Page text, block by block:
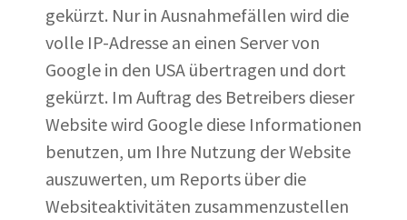
gekürzt. Nur in Ausnahmefällen wird die
volle IP-Adresse an einen Server von
Google in den USA übertragen und dort
gekürzt. Im Auftrag des Betreibers dieser
Website wird Google diese Informationen
benutzen, um Ihre Nutzung der Website
auszuwerten, um Reports über die
Websiteaktivitäten zusammenzustellen